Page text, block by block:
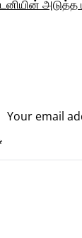
Your email